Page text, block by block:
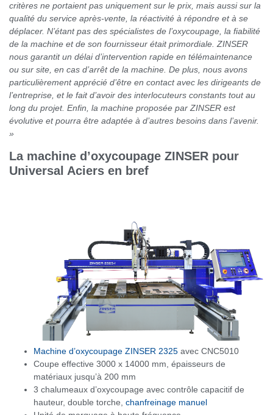
critères ne portaient pas uniquement sur le prix, mais aussi sur la
qualité du service après-vente, la réactivité à répondre et à se
déplacer. N’étant pas des spécialistes de l’oxycoupage, la fiabilité
de la machine et de son fournisseur était primordiale. ZINSER
nous garantit un délai d’intervention rapide en télémaintenance
ou sur site, en cas d’arrêt de la machine. De plus, nous avons
particulièrement apprécié d’être en contact avec les dirigeants de
l’entreprise, et le fait d’avoir des interlocuteurs constants tout au
long du projet. Enfin, la machine proposée par ZINSER est
évolutive et pourra être adaptée à d’autres besoins dans l’avenir.
»
La machine d’oxycoupage ZINSER pour
Universal Aciers en bref
Machine d’oxycoupage ZINSER 2325 avec CNC5010
Coupe effective 3000 x 14000 mm, épaisseurs de
matériaux jusqu’à 200 mm
3 chalumeaux d’oxycoupage avec contrôle capacitif de
hauteur, double torche, chanfreinage manuel